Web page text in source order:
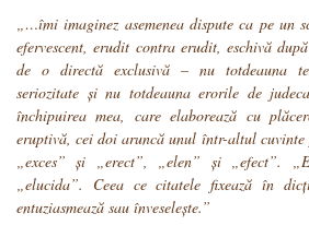
„…îmi imaginez asemenea dispute ca pe un
efervescent, erudit contra erudit, eschivă
de o directă exclusivă – nu totdeauna
seriozitate și nu totdeauna erorile de
închipuirea mea, care elaborează cu
eruptivă, cei doi aruncă unul într-altul cuvinte
„exces” și „erect”, „elen” și „efect”.
„elucida”. Ceea ce citatele fixează în
entuziasmează sau înveselește.”